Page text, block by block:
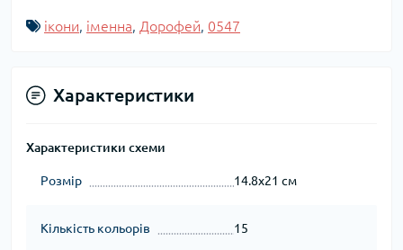
ікони, іменна, Дорофей, 0547
Характеристики
Характеристики схеми
Розмір 14.8x21 см
Кількість кольорів 15